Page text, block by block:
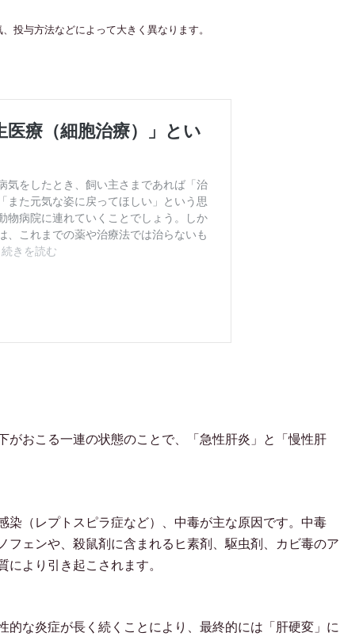
投与方法などによって大きく異なります。
がおこる一連の状態のことで、「急性肝炎」と「慢性肝
染（レプトスピラ症など）、中毒が主な原因です。中毒
フェンや、殺鼠剤に含まれるヒ素剤、駆虫剤、カビ毒のア
より引き起こされます。
的な炎症が長く続くことにより、最終的には「肝硬変」に